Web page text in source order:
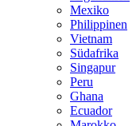
Mexiko
Philippinen
Vietnam
Südafrika
Singapur
Peru
Ghana
Ecuador